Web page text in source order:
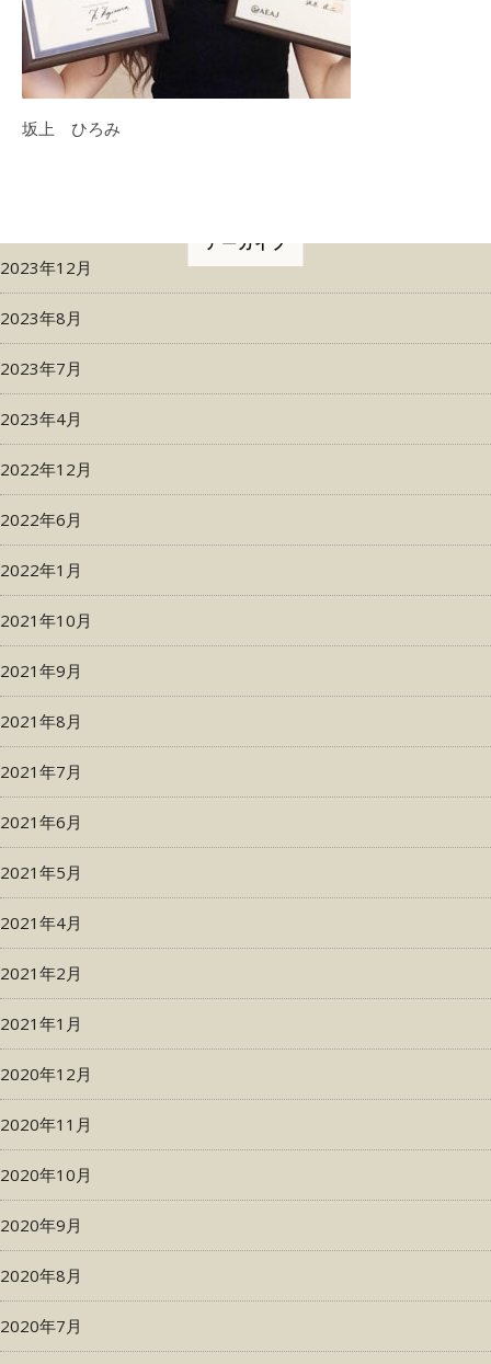
坂上 ひろみ
アーカイブ
2023年12月
2023年8月
2023年7月
2023年4月
2022年12月
2022年6月
2022年1月
2021年10月
2021年9月
2021年8月
2021年7月
2021年6月
2021年5月
2021年4月
2021年2月
2021年1月
2020年12月
2020年11月
2020年10月
2020年9月
2020年8月
2020年7月